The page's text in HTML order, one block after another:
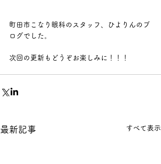
町田市こなり眼科のスタッフ、ひよりんのブ
ログでした。
次回の更新もどうぞお楽しみに！！！
最新記事 すべて表示